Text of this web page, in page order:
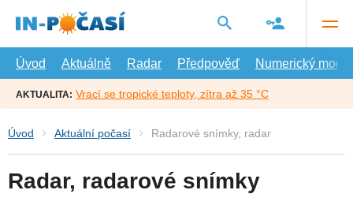
hlavní
Úvod
Aktuálně Radar Předpověď Numerický model
AKTUALITA: Vrací se tropické teploty, zítra až 35 °C
Úvod Aktuální počasí Radarové snímky, radar
Radar, radarové snímky